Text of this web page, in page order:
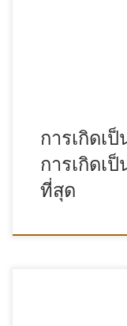
การเกิดเ
การเกิดเ
ที่สุด